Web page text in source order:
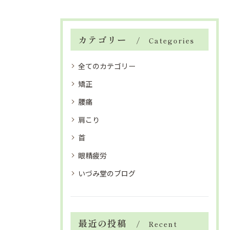
カテゴリー Categories
全てのカテゴリー
矯正
腰痛
肩こり
首
眼精疲労
いづみ堂のブログ
最近の投稿
Recent